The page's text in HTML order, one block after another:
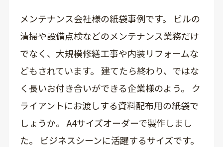
メンテナンス会社様の紙袋事例です。 ビルの
清掃や設備点検などのメンテナンス業務だけ
でなく、大規模修繕工事や内装リフォームな
どもされています。 建てたら終わり、ではな
く長いお付き合いができる企業様のよう。 ク
ライアントにお渡しする資料配布用の紙袋で
しょうか。 A4サイズオーダーで製作しまし
た。 ビジネスシーンに活躍するサイズです。